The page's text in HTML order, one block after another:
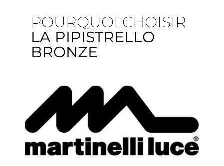
POURQUOI CHOISIR
LA PIPISTRELLO
BRONZE